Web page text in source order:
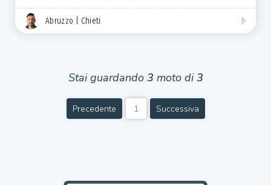
Abruzzo | Chieti
Stai guardando 3 moto di3
Precedente 1 Successiva